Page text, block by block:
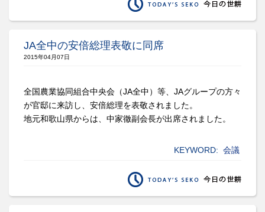
JA全中の安倍総理表敬に同席
2015年04月07日
全国農業協同組合中央会（JA全中）等、 JAグループの方々
が官邸に来訪し、安倍総理を表敬されました。
地元和歌山県からは、中家徹副会長が出席されました。
KEYWORD: 会議